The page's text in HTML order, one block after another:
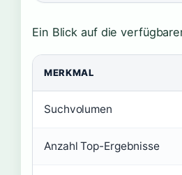
Ein Blick auf die
MERKMAL
Suchvolumen
Anzahl Top-Ergebnisse